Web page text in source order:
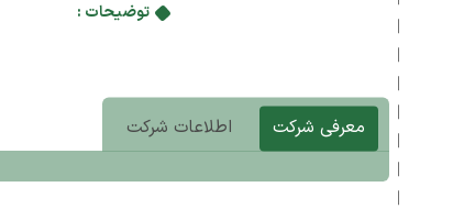
توضیحات :
معرفی شرکت اطلاعات شرکت